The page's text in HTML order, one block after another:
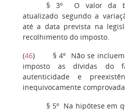
§ 3º O valor da
atualizado segundo a
até a data prevista na
recolhimento do imposto.
(46) § 4º Não se incluem
imposto as dívidas do
autenticidade e
inequivocamente
§ 5º Na hipótese em